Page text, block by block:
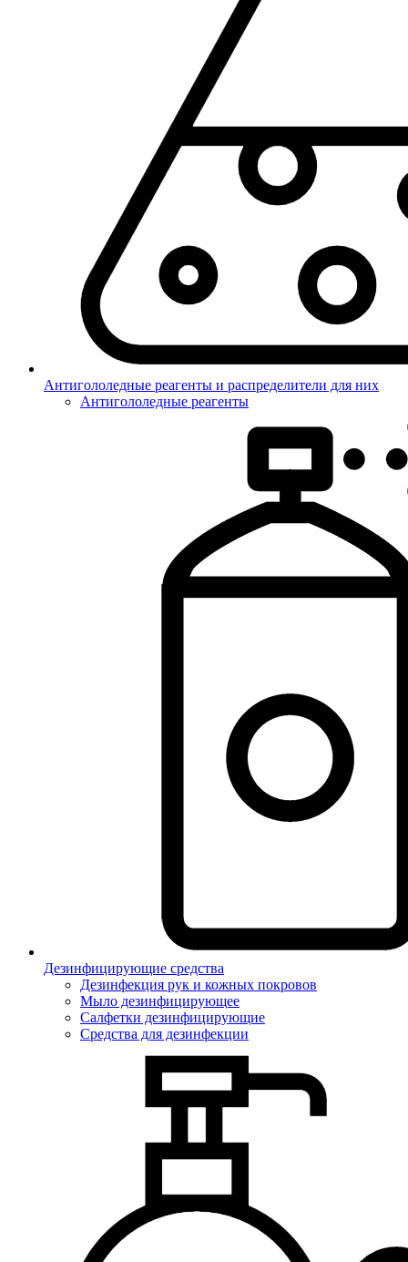
Антигололедные реагенты и распределители для них
Антигололедные реагенты
Дезинфицирующие средства
Дезинфекция рук и кожных покровов
Мыло дезинфицирующее
Салфетки дезинфицирующие
Средства для дезинфекции